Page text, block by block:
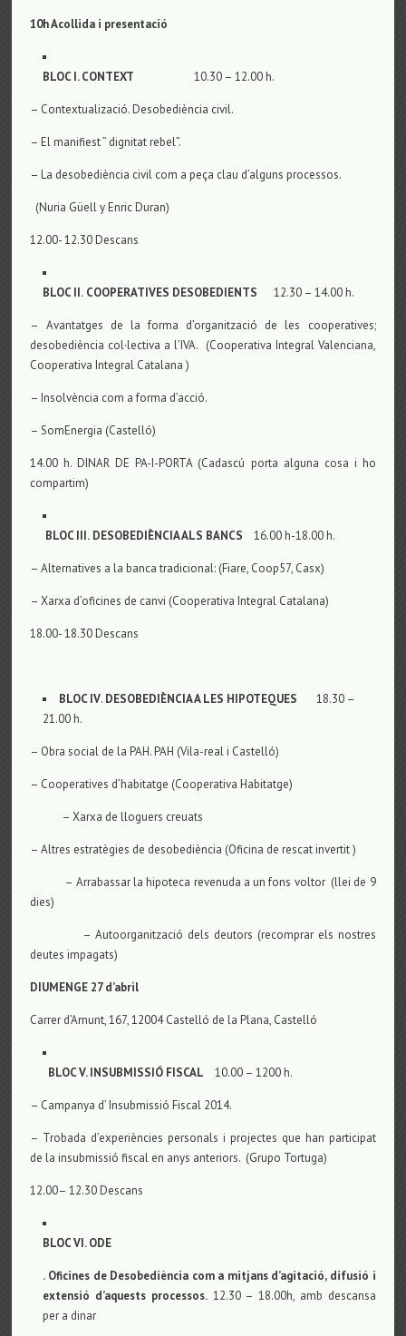
10h Acollida i presentació
BLOC I. CONTEXT 10.30 – 12.00 h.
– Contextualizació. Desobediència civil.
– El manifiest ” dignitat rebel”.
– La desobediència civil com a peça clau d’alguns processos.
(Nuria Güell y Enric Duran)
12.00- 12.30 Descans
BLOC II. COOPERATIVES DESOBEDIENTS 12.30 – 14.00 h.
– Avantatges de la forma d’organització de les cooperatives;
desobediència col·lectiva a l’IVA. (Cooperativa Integral Valenciana,
Cooperativa Integral Catalana )
– Insolvència com a forma d’acció.
– SomEnergia (Castelló)
14.00 h. DINAR DE PA-I-PORTA (Cadascú porta alguna cosa i ho
compartim)
BLOC III. DESOBEDIÈNCIA ALS BANCS 16.00 h-18.00 h.
– Alternatives a la banca tradicional: (Fiare, Coop57, Casx)
– Xarxa d’oficines de canvi (Cooperativa Integral Catalana)
18.00- 18.30 Descans
BLOC IV. DESOBEDIÈNCIA A LES HIPOTEQUES
18.30 –
21.00 h.
– Obra social de la PAH. PAH (Vila-real i Castelló)
– Cooperatives d’habitatge (Cooperativa Habitatge)
– Xarxa de lloguers creuats
– Altres estratègies de desobediència (Oficina de rescat invertit )
– Arrabassar la hipoteca revenuda a un fons voltor (llei de 9
dies)
– Autoorganització dels deutors (recomprar els nostres
deutes impagats)
DIUMENGE 27 d’abril
Carrer d’Amunt, 167, 12004 Castelló de la Plana, Castelló
BLOC V. INSUBMISSIÓ FISCAL 10.00 – 1200 h.
– Campanya d’ Insubmissió Fiscal 2014.
– Trobada d’experiències personals i projectes que han participat
de la insubmissió fiscal en anys anteriors. (Grupo Tortuga)
12.00– 12.30 Descans
BLOC VI. ODE
. Oficines de Desobediència com a mitjans d’agitació, difusió i
extensió d’aquests processos.12.30 – 18.00h, amb descansa
per a dinar